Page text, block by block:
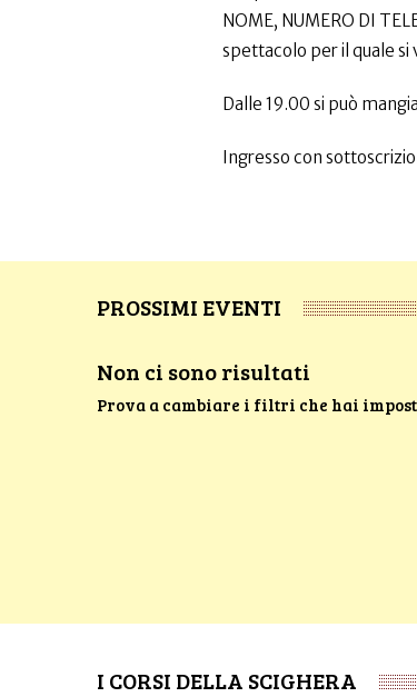
NOME, NUMERO DI
spettacolo per il quale si
Dalle 19.00 si può
Ingresso con
PROSSIMI EVENTI
Non ci sono risultati
Prova a cambiare i filtri che hai
I CORSI DELLA SCIGHERA